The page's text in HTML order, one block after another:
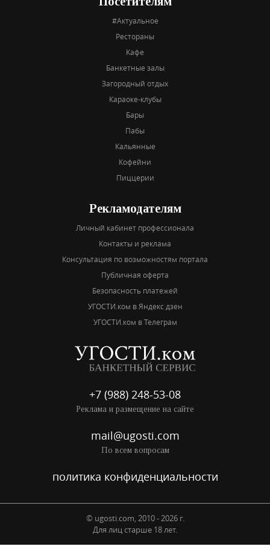
#Актуальное
Рестораны
Кафе
Банкетные залы
Загородный отдых
Караоке-клубы
Бары
Пабы
Кальянные
Кофейни
Пиццерии
Рекламодателям
Личный кабинет профессионала
Контакты и реклама
Консультация по возможностям портала
Публичная оферта
Безопасность платежей
УГОСТИ.ком в Яндекс дзен
УГОСТИ.ком в Телеграм
+7 (988) 248-53-08
Реклама и размещение на сайте
mail@ugosti.com
По всем вопросам
политика конфиденциальности
© ugosti.com, 2010 - 2026 г.
Для лиц старше 18 лет.